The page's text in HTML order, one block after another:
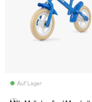
Auf Lager